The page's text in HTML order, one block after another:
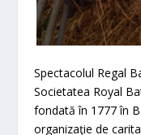
Spectacolul Regal
Societatea Royal
fondată în 1777 în
organizaţie de